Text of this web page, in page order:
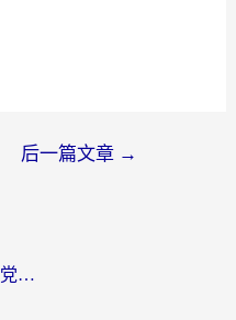
后一篇文章 →
雷神手游和回国好用吗？海外党亲测：选对加速器才能无缝刷剧打游戏